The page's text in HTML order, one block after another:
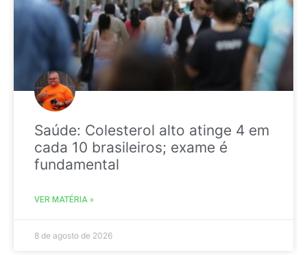
Saúde: Colesterol alto atinge 4 em
cada 10 brasileiros; exame é
fundamental
VER MATÉRIA »
8 de agosto de 2026